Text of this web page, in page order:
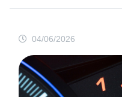
04/06/2026